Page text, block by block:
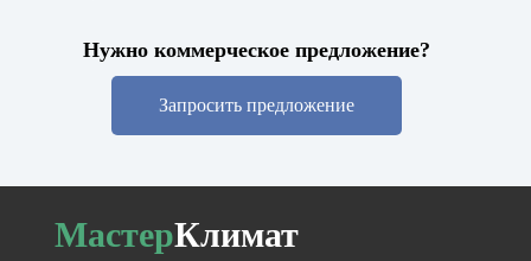
Нужно коммерческое предложение?
Запросить предложение
МастерКлимат